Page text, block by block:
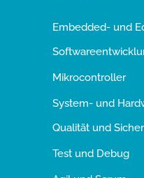
Embedded- und
Mikrocontroller
System- und
Qualität und
Test und Debug